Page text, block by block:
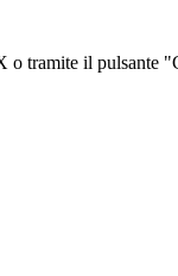
o tramite il pulsante